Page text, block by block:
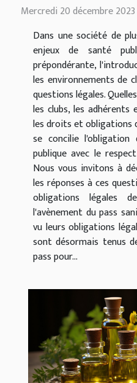
Mercredi 20 décembre
Dans une société de
enjeux de santé
prépondérante,
les environnements de
questions légales.
les clubs, les
les droits et obligations
se concilie
publique avec le
Nous vous invitons à
les réponses à ces
obligations légales
l'avènement du pass
vu leurs obligations
sont désormais tenus
pass pour...